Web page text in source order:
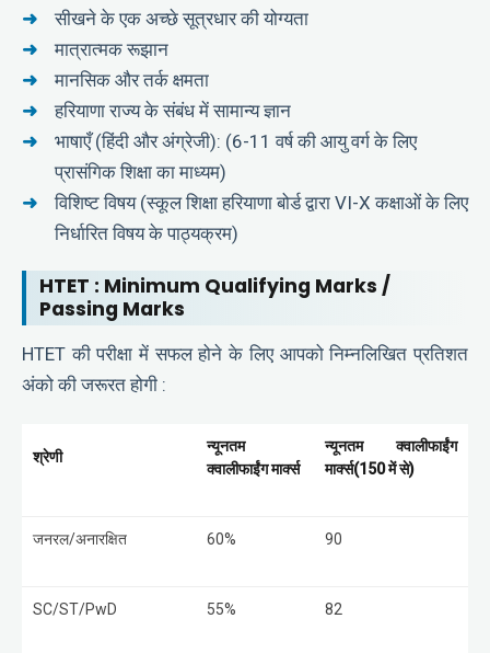
सीखने के एक अच्छे सूत्रधार की योग्यता
मात्रात्मक रूझान
मानसिक और तर्क क्षमता
हरियाणा राज्य के संबंध में सामान्य ज्ञान
भाषाएँ (हिंदी और अंग्रेजी): (6-11 वर्ष की आयु वर्ग के लिए
प्रासंगिक शिक्षा का माध्यम)
विशिष्ट विषय (स्कूल शिक्षा हरियाणा बोर्ड द्वारा VI-X कक्षाओं के लिए
निर्धारित विषय के पाठ्यक्रम)
HTET : Minimum Qualifying Marks /
Passing Marks
HTET की परीक्षा में सफल होने के लिए आपको निम्नलिखित प्रतिशत
अंको की जरूरत होगी :
श्रेणी
न्यूनतम
क्वालीफाईंग मार्क्स
न्यूनतम क्वालीफाईंग
मार्क्स(150में से)
जनरल/अनारक्षित 60% 90
SC/ST/PwD 55% 82